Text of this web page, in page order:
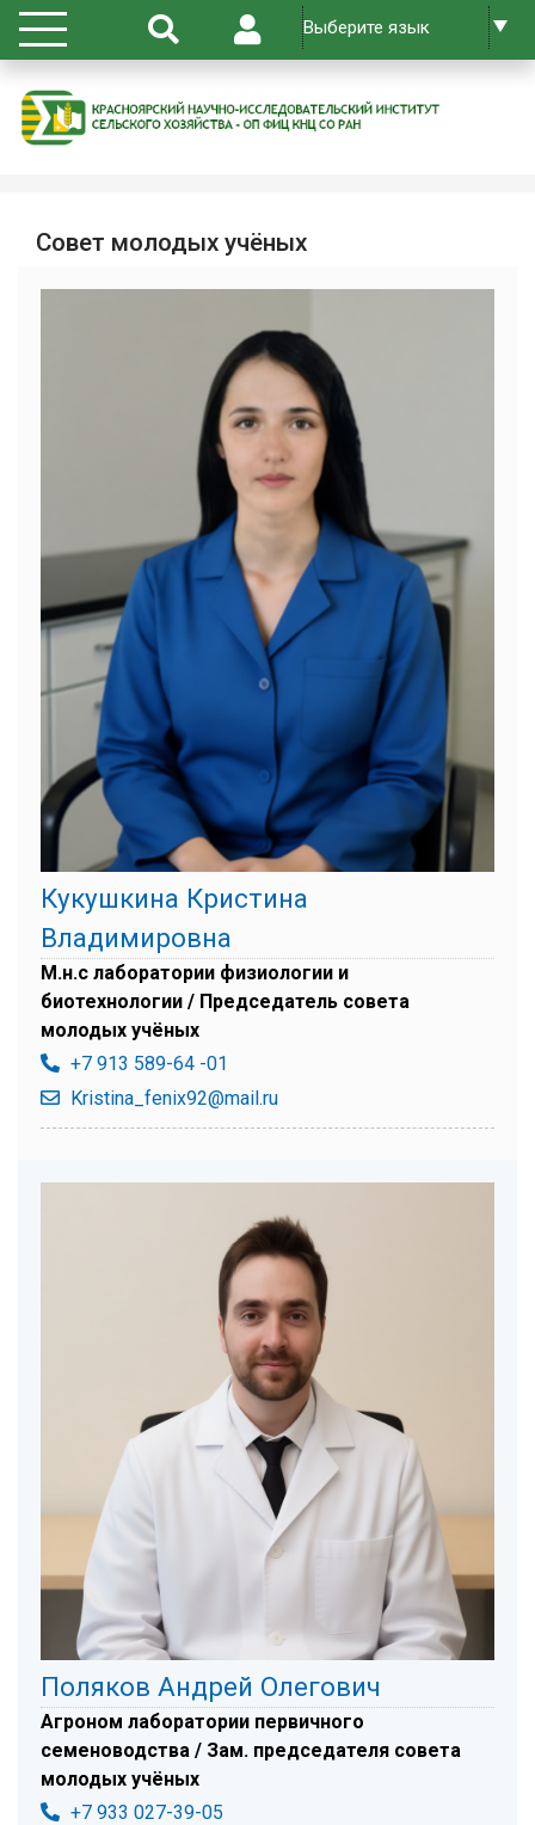
Совет молодых учёных
Кукушкина Кристина
Владимировна
М.н.с лаборатории физиологии и
биотехнологии / Председатель совета
молодых учёных
+7 913 589-64 -01
Kristina_fenix92@mail.ru
Поляков Андрей Олегович
Агроном лаборатории первичного
семеноводства / Зам. председателя совета
молодых учёных
+7 933 027-39-05